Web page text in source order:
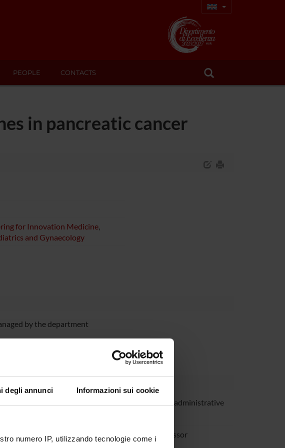
degli annunci Informazioni sui cookie
numero IP, utilizzando tecnologie come i
PEOPLE CONTACTS
in pancreatic cancer
for Innovation Medicine,
and Gynaecology
by the department
Technical-administrative
Aldo Scarpa Full Professor